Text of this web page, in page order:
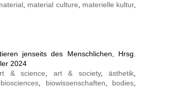
, material culture, materielle kultur,
jenseits des Menschlichen, Hrsg.
2024
& science, art & society,ästhetik,
biosciences, biowissenschaften, bodies,